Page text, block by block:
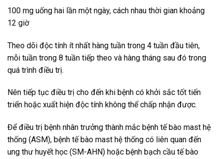
100 mg uống hai lần một ngày, cách nhau thời gian khoảng
12 giờ
Theo dõi độc tính ít nhất hàng tuần trong 4 tuần đầu tiên,
mỗi tuần trong 8 tuần tiếp theo và hàng tháng sau đó trong
quá trình điều trị.
Nên tiếp tục điều trị cho đến khi bệnh có khởi sắc tốt tiến
triển hoặc xuất hiện độc tính không thể chấp nhận được.
Để điều trị bệnh nhân trưởng thành mắc bệnh tế bào mast hệ
thống (ASM), bệnh tế bào mast hệ thống có liên quan đến
ung thư huyết học (SM-AHN) hoặc bệnh bạch cầu tế bào